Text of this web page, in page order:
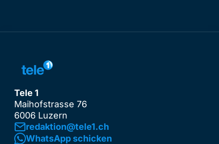
Tele 1
Maihofstrasse 76
6006 Luzern
redaktion@tele1.ch
WhatsApp schicken